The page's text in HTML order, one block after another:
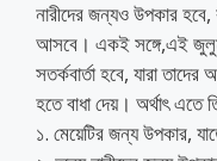
নারীদের জন্যও উপকার
আসবে। একই সঙ্গে,এই
সতর্কবার্তা হবে, যারা
হতে বাধা দেয়। অর্থাৎ এতে
১. মেয়েটির জন্য উপকার,